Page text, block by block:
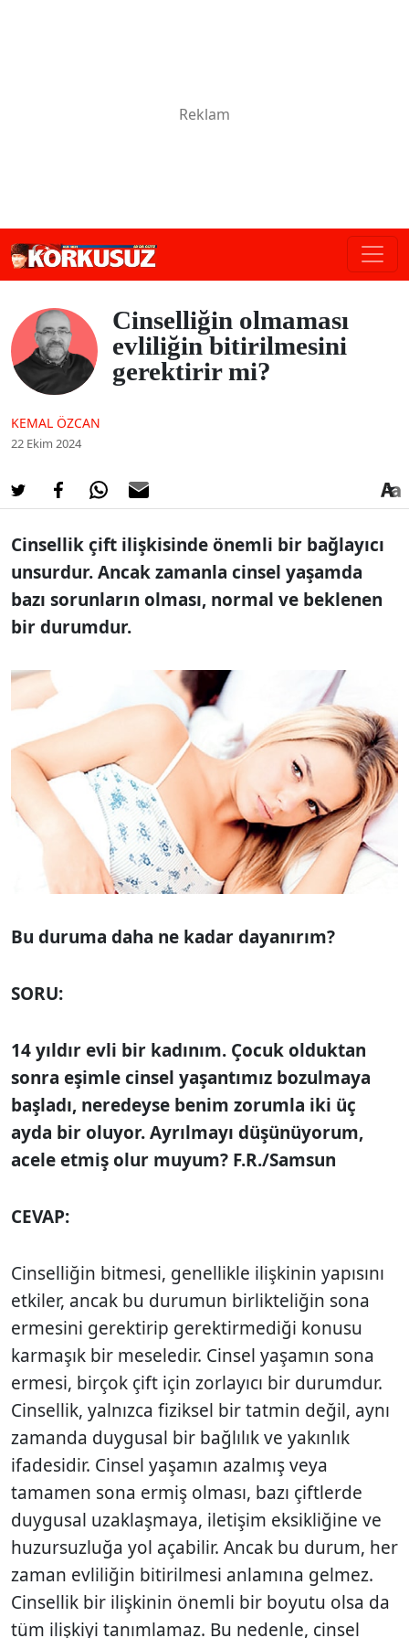
Cinselliğin olmaması
evliliğin bitirilmesini
gerektirir mi?
KEMAL ÖZCAN
22 Ekim 2024
Cinsellik çift ilişkisinde önemli bir bağlayıcı
unsurdur. Ancak zamanla cinsel yaşamda
bazı sorunların olması, normal ve beklenen
bir durumdur.
Bu duruma daha ne kadar dayanırım?
SORU:
14 yıldır evli bir kadınım. Çocuk olduktan
sonra eşimle cinsel yaşantımız bozulmaya
başladı, neredeyse benim zorumla iki üç
ayda bir oluyor. Ayrılmayı düşünüyorum,
acele etmiş olur muyum? F.R./Samsun
CEVAP:
Cinselliğin bitmesi, genellikle ilişkinin yapısını
etkiler, ancak bu durumun birlikte­liğin sona
ermesini gerektirip gerektirme­diği konusu
karmaşık bir meseledir. Cinsel yaşamın sona
ermesi, birçok çift için zorlayıcı bir durumdur.
Cinsellik, yalnız­ca fiziksel bir tatmin değil, aynı
zamanda duygusal bir bağlılık ve yakınlık
ifadesidir. Cinsel yaşamın azalmış veya
tamamen sona ermiş olması, bazı çiftlerde
duygu­sal uzaklaşmaya, iletişim eksikliğine ve
huzursuzluğa yol açabilir. Ancak bu durum, her
zaman evliliğin bitirilmesi anlamına gelmez.
Cinsellik bir ilişkinin önemli bir boyutu olsa da
tüm ilişkiyi tanımlamaz. Bu nedenle, cinsel